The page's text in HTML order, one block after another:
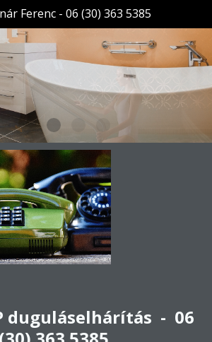
Ferenc - 06 (30) 363 5385
duguláselhárítás - 06